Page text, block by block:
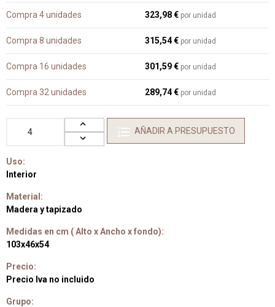
Compra 4 unidades 323,98 € por unidad
Compra 8 unidades 315,54 € por unidad
Compra 16 unidades 301,59 € por unidad
Compra 32 unidades 289,74 € por unidad
AÑADIR A PRESUPUESTO
Uso:
Interior
Material:
Madera y tapizado
Medidas en cm ( Alto x Ancho x fondo):
103x46x54
Precio:
Precio Iva no incluido
Grupo: